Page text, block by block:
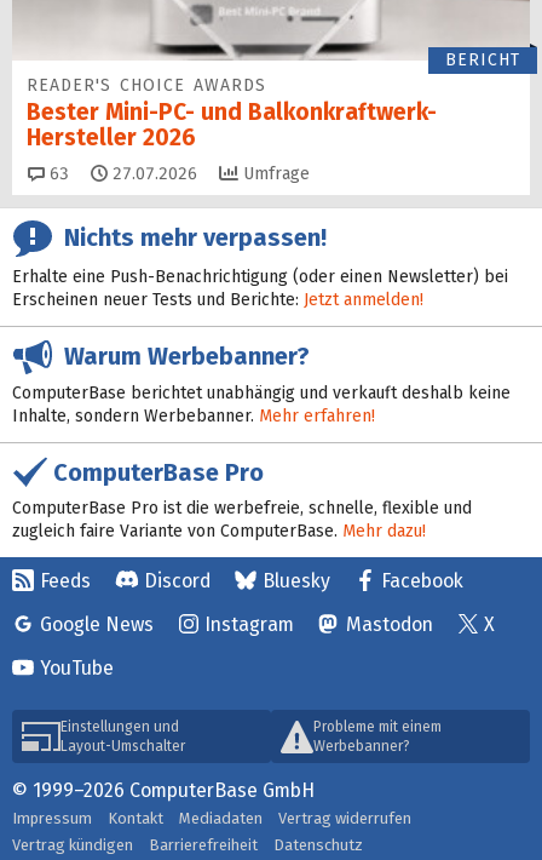
BERICHT
READER'S CHOICE AWARDS
Bester Mini-PC- und Balkonkraftwerk-
Hersteller 2026
63 Kommentare
27.07.2026 Umfrage
Nichts mehr verpassen!
Erhalte eine Push-Benachrichtigung (oder einen Newsletter) bei
Erscheinen neuer Tests und Berichte: Jetzt anmelden!
Warum Werbebanner?
ComputerBase berichtet unabhängig und verkauft deshalb keine
Inhalte, sondern Werbebanner. Mehr erfahren!
ComputerBase Pro
ComputerBase Pro ist die werbefreie, schnelle, flexible und
zugleich faire Variante von ComputerBase. Mehr dazu!
Feeds Discord Bluesky
Facebook
Google News
Instagram Mastodon
X
YouTube
Einstellungen und
Layout-Umschalter
Probleme mit einem
Werbebanner?
© 1999–2026 ComputerBase GmbH
Impressum Kontakt Mediadaten
Vertrag widerrufen
Vertrag kündigen
Barrierefreiheit Datenschutz